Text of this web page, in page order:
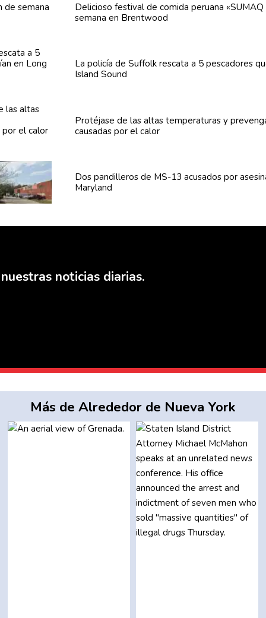
Delicioso festival de comida peruana
semana en Brentwood
La policía de Suffolk rescata a 5 pescadores
Island Sound
Protéjase de las altastemperaturas y
causadas por el calor
Dospandilleros de MS-13 acusados por
Maryland
noticias diarias.
Más de Alrededor de Nueva York